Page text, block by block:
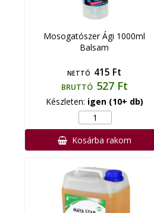
Mosogatószer Ági 1000ml
Balsam
NETTÓ 415 Ft
BRUTTÓ 527 Ft
Készleten: igen (10+ db)
Kosárba rakom